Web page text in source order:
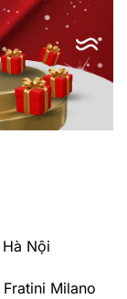
Nội
Milano